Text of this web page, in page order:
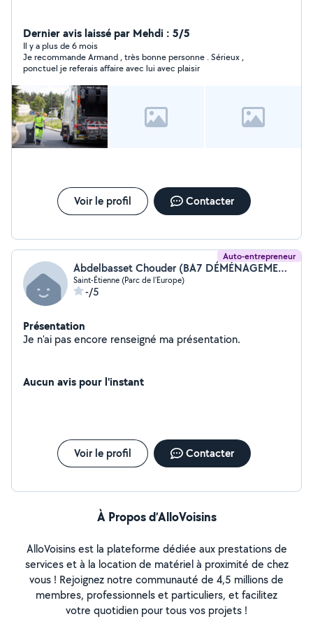
Dernier avis laissé par Mehdi : 5/5
Il y a plus de 6 mois
Je recommande Armand , très bonne personne . Sérieux ,
ponctuel je referais affaire avec lui avec plaisir
Voir le profil Contacter
Auto-entrepreneur
Abdelbasset Chouder (BA7 DÉMÉNAGEMENT)
Saint-Étienne (Parc de l'Europe)
-/5
Présentation
Je n'ai pas encore renseigné ma présentation.
Aucun avis pour l'instant
Voir le profil Contacter
À Propos d’AlloVoisins
AlloVoisins est la plateforme dédiée aux prestations de
services et à la location de matériel à proximité de chez
vous ! Rejoignez notre communauté de 4,5 millions de
membres, professionnels et particuliers, et facilitez
votre quotidien pour tous vos projets !